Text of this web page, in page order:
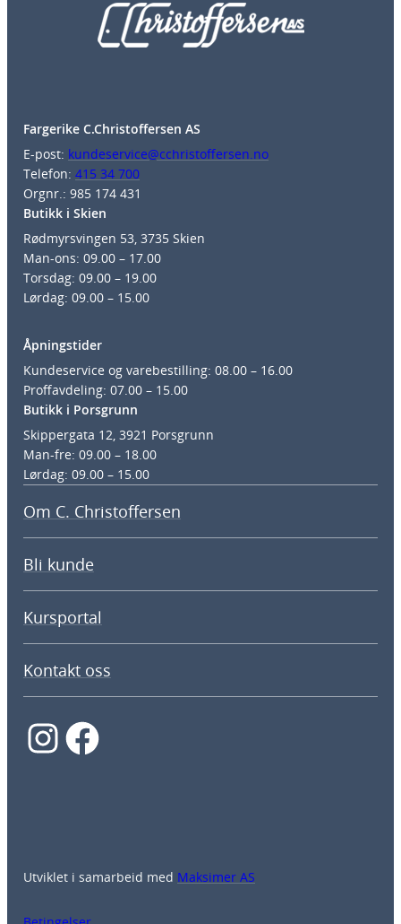
Fargerike C.Christoffersen AS
E-post: kundeservice@cchristoffersen.no
Telefon: 415 34 700
Orgnr.: 985 174 431
Butikk i Skien
Rødmyrsvingen 53, 3735 Skien
Man-ons: 09.00 – 17.00
Torsdag: 09.00 – 19.00
Lørdag: 09.00 – 15.00
Åpningstider
Kundeservice og varebestilling: 08.00 – 16.00
Proffavdeling: 07.00 – 15.00
Butikk i Porsgrunn
Skippergata 12, 3921 Porsgrunn
Man-fre: 09.00 – 18.00
Lørdag: 09.00 – 15.00
Om C. Christoffersen
Bli kunde
Kursportal
Kontakt oss
InstagramFacebook
Utviklet i samarbeid med Maksimer AS